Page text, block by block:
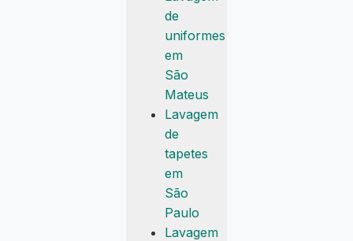
de
uniformes
em
São
Mateus
Lavagem
de
tapetes
em
São
Paulo
Lavagem